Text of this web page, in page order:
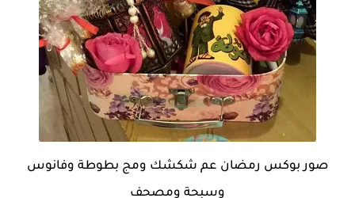
صور بوكس رمضان عم شكشك ومج بطوطة وفانوس
وسبحة ومصحف